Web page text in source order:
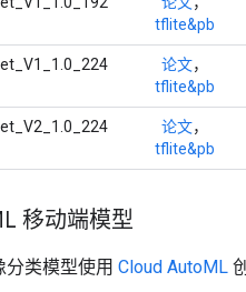
tflite&pb
论文，
tflite&pb
论文，
tflite&pb
移动端模型
分类模型使用 Cloud AutoML